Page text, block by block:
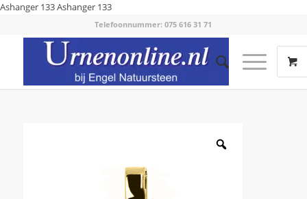
Ashanger 133Ashanger 133
Telefoonnummer: 075 616 31 71